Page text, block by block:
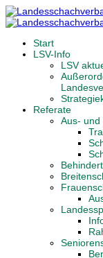
Start
LSV-Info
LSV
Referate
Aus- und